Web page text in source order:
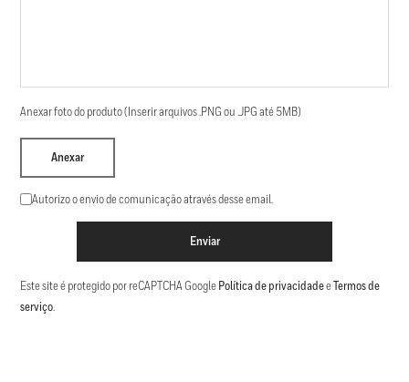
Anexar foto do produto (Inserir arquivos .PNG ou .JPG até 5MB)
Anexar
Autorizo o envio de comunicação através desse email.
Enviar
Este site é protegido por reCAPTCHA Google Política de privacidadeeTermos de
serviço.